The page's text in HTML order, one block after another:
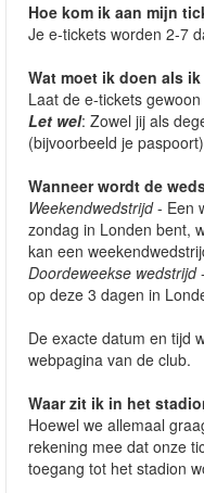
Hoe kom ik aan mijn
Je e-tickets worden 2-7
Wat moet ik doen als
Laat de e-tickets
Let wel: Zowel jij als
(bijvoorbeeld je
Wanneer wordt de
Weekendwedstrijd- Een
zondag in Londen bent,
kan een
Doordeweekse wedstrijd
op deze 3 dagen in
De exacte datum en tijd
webpagina van de club.
Waar zit ik in het
Hoewel we allemaal
rekening mee dat onze
toegang tot het stadion